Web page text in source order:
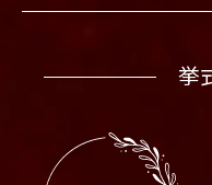
挙